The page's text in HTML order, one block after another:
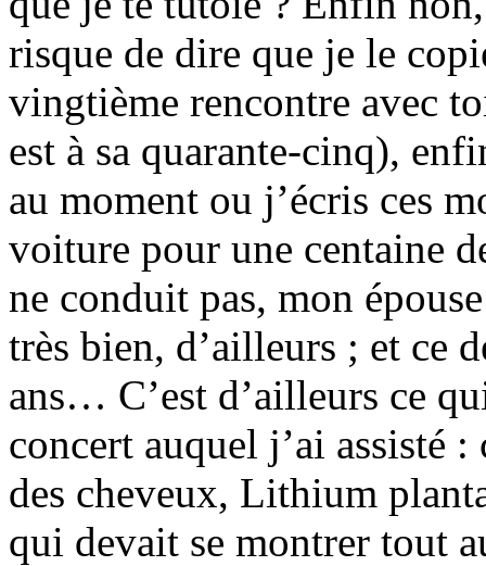
risque de dire que je le
vingtième rencontre avec
est à sa quarante-cinq),
au moment ou j’écris ces
voiture pour une centaine
ne conduit pas, mon
très bien, d’ailleurs ; et ce
ans… C’est d’ailleurs ce
concert auquel j’ai assisté
des cheveux, Lithium
qui devait se montrer tout